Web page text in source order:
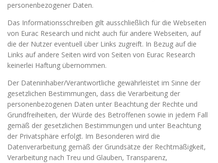
personenbezogener Daten.
Das Informationsschreiben gilt ausschließlich für die Webseiten
von Eurac Research und nicht auch für andere Webseiten, auf
die der Nutzer eventuell über Links zugreift. In Bezug auf die
Links auf andere Seiten wird von Seiten von Eurac Research
keinerlei Haftung übernommen.
Der Dateninhaber/Verantwortliche gewährleistet im Sinne der
gesetzlichen Bestimmungen, dass die Verarbeitung der
personenbezogenen Daten unter Beachtung der Rechte und
Grundfreiheiten, der Würde des Betroffenen sowie in jedem Fall
gemäß der gesetzlichen Bestimmungen und unter Beachtung
der Privatsphäre erfolgt. Im Besonderen wird die
Datenverarbeitung gemäß der Grundsätze der Rechtmäßigkeit,
Verarbeitung nach Treu und Glauben, Transparenz,